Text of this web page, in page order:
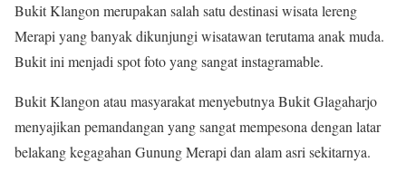
Bukit Klangon merupakan salah satu destinasi wisata lereng
Merapi yang banyak dikunjungi wisatawan terutama anak muda.
Bukit ini menjadi spot foto yang sangat instagramable.
Bukit Klangon atau masyarakat menyebutnya Bukit Glagaharjo
menyajikan pemandangan yang sangat mempesona dengan latar
belakang kegagahan Gunung Merapi dan alam asri sekitarnya.